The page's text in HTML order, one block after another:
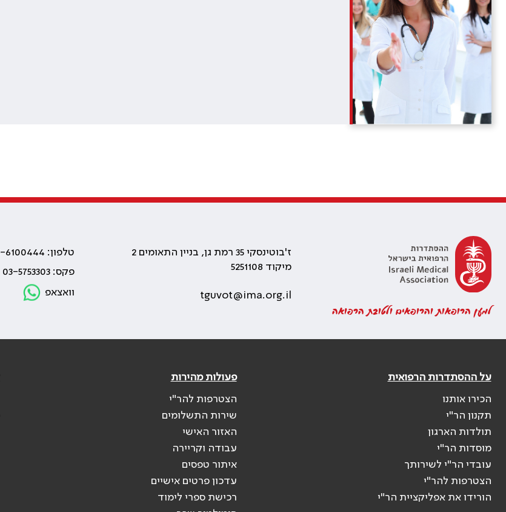
למען הרופאות והרופאים ולטובת הרפואה
ז'בוטינסקי 35 רמת גן, בניין התאומים 2
מיקוד 5251108
tguvot@ima.org.il
טלפון: 03-6100444
פקס: 03-5753303
וואצאפ
על ההסתדרות הרפואית
הכירו אותנו
תקנון הר"י
תולדות הארגון
מוסדות הר"י
עובדי הר"י לשירותך
הצטרפות להר"י
הורידו את אפליקציית הר"י
פעולות מהירות
הצטרפות להר"י
שירות התשלומים
האזור האישי
עבודה וקריירה
איתור טפסים
עדכון פרטים אישיים
רכישת ספרי לימוד